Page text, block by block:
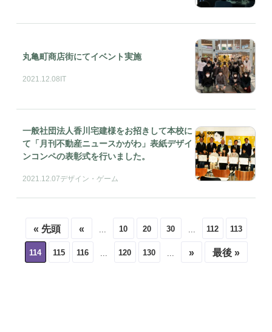
丸亀町商店街にてイベント実施
2021.12.08IT
一般社団法人香川宅建様をお招きして本校に
て「月刊不動産ニュースかがわ」表紙デザイ
ンコンペの表彰式を行いました。
2021.12.07デザイン・ゲーム
« 先頭 « 10 20 30 112 113
114 115 116 120 130 » 最後 »